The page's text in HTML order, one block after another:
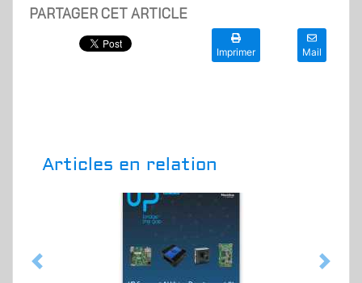
PARTAGER CET ARTICLE
Imprimer Mail
Articles en relation
Previous Next